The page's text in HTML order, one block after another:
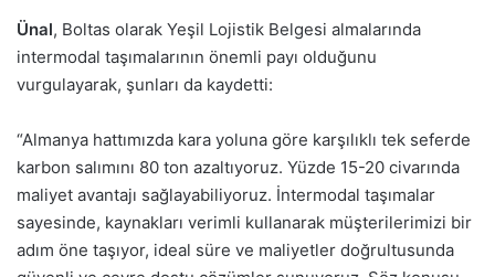
Ünal, Boltas olarak Yeşil Lojistik Belgesi almalarında
intermodal taşımalarının önemli payı olduğunu
vurgulayarak, şunları da kaydetti:
“Almanya hattımızda kara yoluna göre karşılıklı tek seferde
karbon salımını 80 ton azaltıyoruz. Yüzde 15-20 civarında
maliyet avantajı sağlayabiliyoruz. İntermodal taşımalar
sayesinde, kaynakları verimli kullanarak müşterilerimizi bir
adım öne taşıyor, ideal süre ve maliyetler doğrultusunda